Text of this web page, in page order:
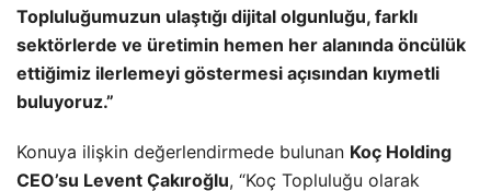
Topluluğumuzun ulaştığı dijital olgunluğu, farklı
sektörlerde ve üretimin hemen her alanında öncülük
ettiğimiz ilerlemeyi göstermesi açısından kıymetli
buluyoruz.”
Konuya ilişkin değerlendirmede bulunan Koç Holding
CEO’su Levent Çakıroğlu, “Koç Topluluğu olarak